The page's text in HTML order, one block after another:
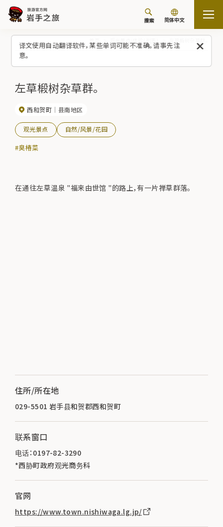
译文使用自动翻译软件，某些单词可能不准确。请事先注
意。
搜索 简体中文
左草椴树杂草群。
西和贺町 县南地区
观光景点 自然/风景/花园
#臭椿菜
在通往左草温泉 "福来由世馆 "的路上，有一片禅草群落。
住所/所在地
029-5501 岩手县和贺郡西和贺町
联系窗口
电话：0197-82-3290
*西胁町政府观光商务科
官网
https://www.town.nishiwaga.lg.jp/